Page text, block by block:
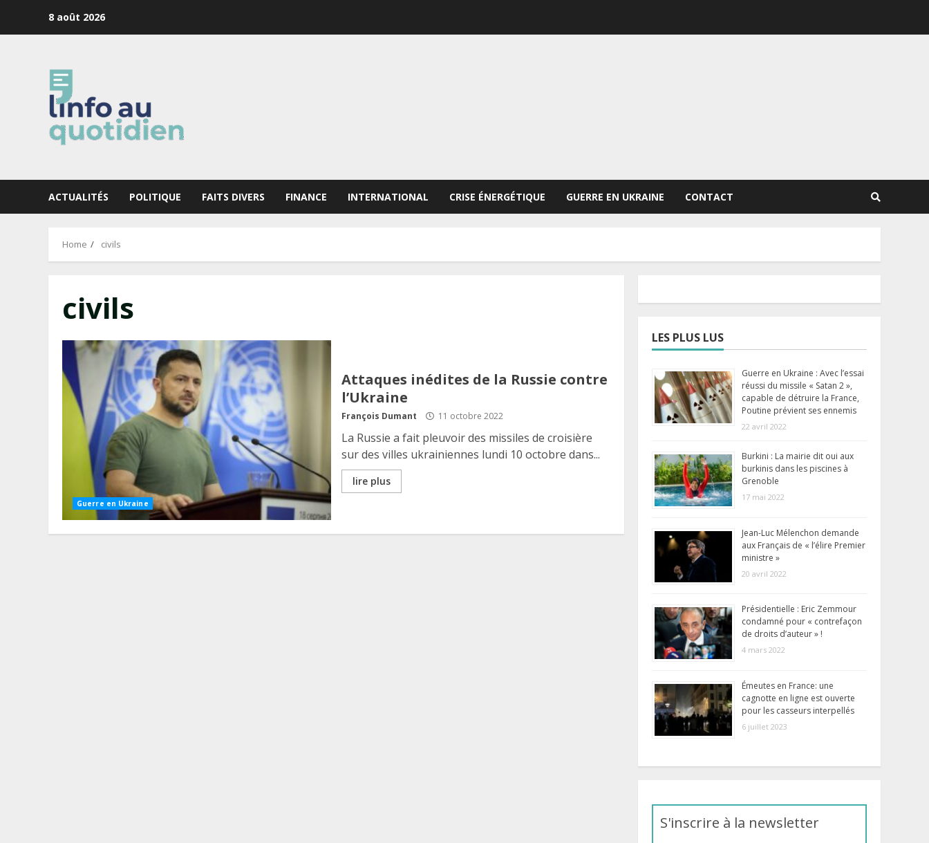
8 août 2026
ACTUALITÉS POLITIQUE FAITS DIVERS FINANCE INTERNATIONAL CRISE ÉNERGÉTIQUE GUERRE EN UKRAINE CONTACT
Home civils
civils
Guerre en Ukraine
Attaques inédites de la Russie contre
l’Ukraine
François Dumant 11 octobre 2022
La Russie a fait pleuvoir des missiles de croisière
sur des villes ukrainiennes lundi 10 octobre dans...
lire plus
LES PLUS LUS
Guerre en Ukraine : Avec l’essai
réussi du missile « Satan 2 »,
capable de détruire la France,
Poutine prévient ses ennemis
22 avril 2022
Burkini : La mairie dit oui aux
burkinis dans les piscines à
Grenoble
17 mai 2022
Jean-Luc Mélenchon demande
aux Français de « l’élire Premier
ministre »
20 avril 2022
Présidentielle : Eric Zemmour
condamné pour « contrefaçon
de droits d’auteur » !
4 mars 2022
Émeutes en France: une
cagnotte en ligne est ouverte
pour les casseurs interpellés
6 juillet 2023
S'inscrire à la newsletter